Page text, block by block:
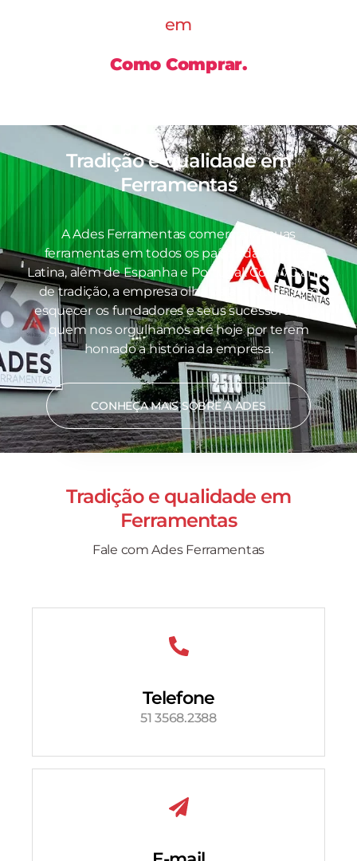
em
Como Comprar.
Tradição e qualidade em
Ferramentas
A Ades Ferramentas comercializa suas
ferramentas em todos os países da América
Latina, além de Espanha e Portugal. Com 70 anos
de tradição, a empresa olha para o futuro sem
esquecer os fundadores e seus sucessores, por
quem nos orgulhamos até hoje por terem
honrado a história da empresa.
CONHEÇA MAIS SOBRE A ADES
Tradição e qualidade em
Ferramentas
Fale com Ades Ferramentas
Telefone
51 3568.2388